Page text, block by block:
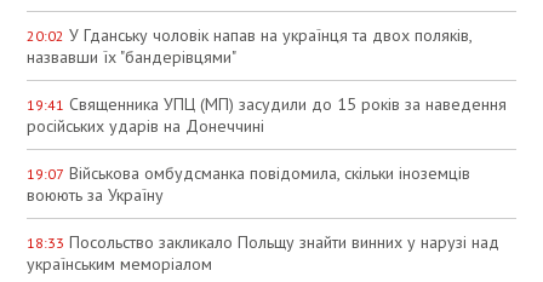
20:02 У Гданську чоловік напав на українця та двох поляків,
назвавши їх "бандерівцями"
19:41 Священника УПЦ (МП) засудили до 15 років за наведення
російських ударів на Донеччині
19:07 Військова омбудсманка повідомила, скільки іноземців
воюють за Україну
18:33 Посольство закликало Польщу знайти винних у нарузі над
українським меморіалом